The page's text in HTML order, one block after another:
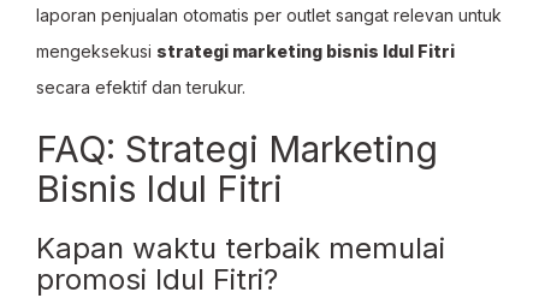
laporan penjualan otomatis per outlet sangat relevan untuk
mengeksekusi strategi marketing bisnis Idul Fitri
secara efektif dan terukur.
FAQ: Strategi Marketing
Bisnis Idul Fitri
Kapan waktu terbaik memulai
promosi Idul Fitri?